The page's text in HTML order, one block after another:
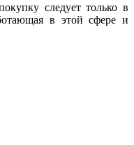
следует только в
в этой сфере и